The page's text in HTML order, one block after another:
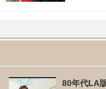
80年代LA